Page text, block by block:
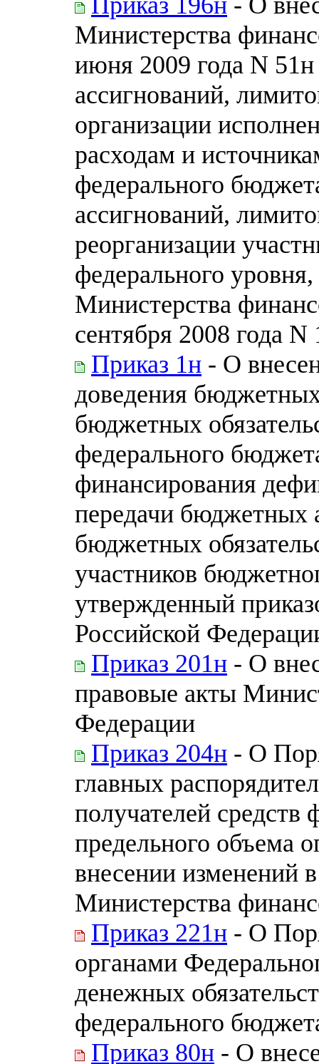
Министерства
июня 2009 года N
ассигнований,
организации
расходам и
федерального
ассигнований,
реорганизации
федерального
Министерства
сентября 2008 года N
Приказ 1н - О
доведения
бюджетных
федерального
финансирования
передачи бюджетных
бюджетных
участников
утвержденный
Российской
Приказ 201н - О
правовые акты
Федерации
Приказ 204н - О
главных
получателей средств
предельного объема
внесении изменений
Министерства
Приказ 221н - О
органами
денежных
федерального
Приказ 80н - О